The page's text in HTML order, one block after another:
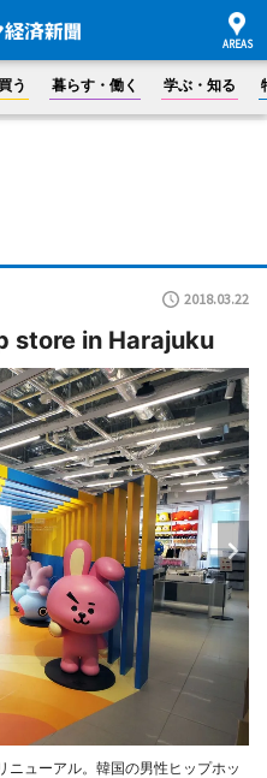
買う 暮らす・働く 学ぶ・知る
2018.03.22
store in Harajuku
ニューアル。韓国の男性ヒップホッ